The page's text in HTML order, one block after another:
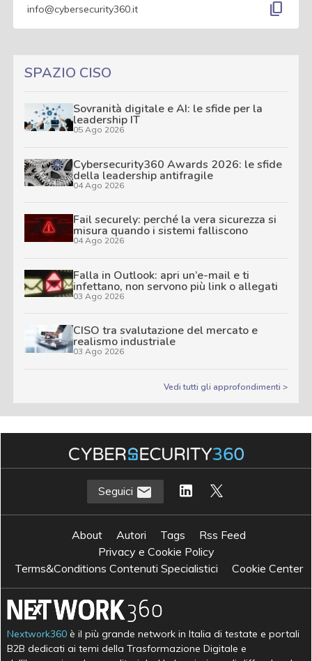
info@cybersecurity360.it content_copy
SPAZIO CISO
Sovranità digitale e AI: le sfide per la
leadership IT
05 Ago 2026
Cybersecurity360 Awards 2026: le sfide
della leadership antifragile
04 Ago 2026
Fail securely: perché la vera sicurezza si
misura quando i sistemi falliscono
04 Ago 2026
Falla in Outlook: apri un’e-mail e ti
infettano, non servono più link o allegati
03 Ago 2026
CISO tra svalutazione del mercato e
realismo industriale
03 Ago 2026
Vedi tutti gli approfondimenti >
Seguici
About Autori Tags
Rss Feed
Privacy e Cookie Policy
Terms&Conditions Contenuti Specialistici
Cookie Center
Nextwork360 è il più grande network in Italia di testate e portali
B2B dedicati ai temi della Trasformazione Digitale e